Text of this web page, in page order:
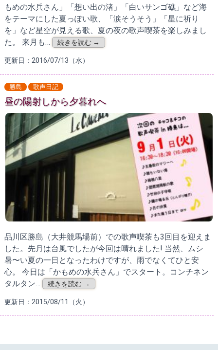
もめの水兵さん」「想い出の渚」「白いサンゴ礁」など海
をテーマにした夏っぽい歌、「涙そうそう」「星に祈り
を」など星空が見える歌、夏の夜の歌声喫茶を楽しみまし
た。 来月も…
続きを読む →
更新日：2016/07/13（水）
勝島 歌声日記
昼の陽射しから夕暮れへ
品川区勝島（大井競馬場前）での歌声喫茶も3回目を迎えま
した。先月は台風でしたが今回は晴れました! 当然、ムシ
暑〜い夏の一日となったわけですが、雨でなくてひと安
心。 今日は「かもめの水兵さん」でスタート。コンチネン
タルタン…
続きを読む →
更新日：2015/08/11（火）